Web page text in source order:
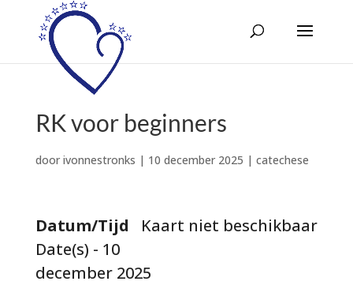
RK voor beginners
door ivonnestronks | 10 december 2025 | catechese
Kaart niet beschikbaar
Datum/Tijd
Date(s) - 10
december 2025